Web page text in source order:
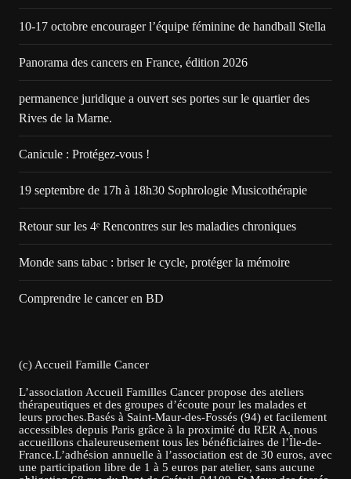
10-17 octobre encourager l’équipe féminine de handball Stella
Panorama des cancers en France, édition 2026
permanence juridique a ouvert ses portes sur le quartier des
Rives de la Marne.
Canicule : Protégez-vous !
19 septembre de 17h à 18h30 Sophrologie Musicothérapie
Retour sur les 4ᵉ Rencontres sur les maladies chroniques
Monde sans tabac : briser le cycle, protéger la mémoire
Comprendre le cancer en BD
(c) Accueil Famille Cancer
L’association Accueil Familles Cancer propose des ateliers
thérapeutiques et des groupes d’écoute pour les malades et
leurs proches.Basés à Saint-Maur-des-Fossés (94) et facilement
accessibles depuis Paris grâce à la proximité du RER A, nous
accueillons chaleureusement tous les bénéficiaires de l’Île-de-
France.L’adhésion annuelle à l’association est de 30 euros, avec
une participation libre de 1 à 5 euros par atelier, sans aucune